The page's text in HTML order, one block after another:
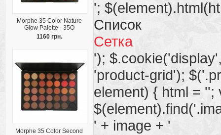
Morphe 35 Color Nature
Glow Palette - 35O
1160 грн.
Morphe 35 Color Second
';
Список
Сетка
');
'product-grid');
element) { html = '';
' + image + '